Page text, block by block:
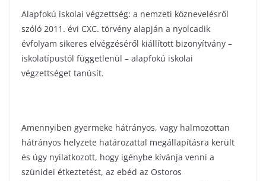
Alapfokú iskolai végzettség: a nemzeti köznevelésről
szóló 2011. évi CXC. törvény alapján a nyolcadik
évfolyam sikeres elvégzéséről kiállított bizonyítvány –
iskolatípustól függetlenül – alapfokú iskolai
végzettséget tanúsít.
Amennyiben gyermeke hátrányos, vagy halmozottan
hátrányos helyzete határozattal megállapításra került
és úgy nyilatkozott, hogy igénybe kívánja venni a
szünidei étkeztetést, az ebéd az Ostoros